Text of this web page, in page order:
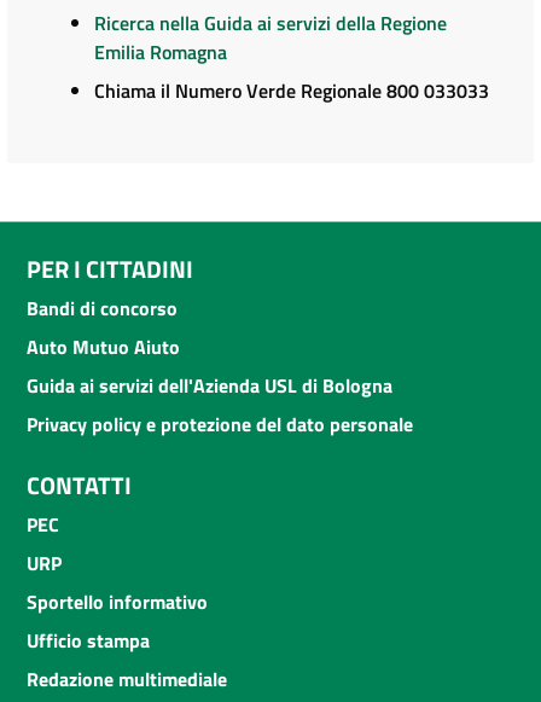
Ricerca nella Guida ai servizi della Regione
Emilia Romagna
Chiama il Numero Verde Regionale 800 033033
PER I CITTADINI
Bandi di concorso
Auto Mutuo Aiuto
Guida ai servizi dell'Azienda USL di Bologna
Privacy policy e protezione del dato personale
CONTATTI
PEC
URP
Sportello informativo
Ufficio stampa
Redazione multimediale